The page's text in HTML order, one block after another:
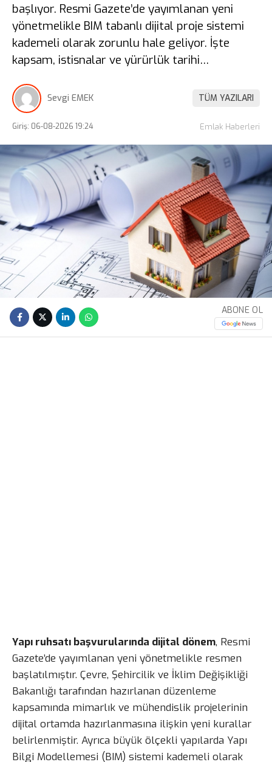
başlıyor. Resmi Gazete’de yayımlanan yeni
yönetmelikle BIM tabanlı dijital proje sistemi
kademeli olarak zorunlu hale geliyor. İşte
kapsam, istisnalar ve yürürlük tarihi…
Sevgi EMEK TÜM YAZILARI
Giriş: 06-08-2026 19:24 Emlak Haberleri
ABONE OL
Yapı ruhsatı başvurularında dijital dönem, Resmi
Gazete’de yayımlanan yeni yönetmelikle resmen
başlatılmıştır. Çevre, Şehircilik ve İklim Değişikliği
Bakanlığı tarafından hazırlanan düzenleme
kapsamında mimarlık ve mühendislik projelerinin
dijital ortamda hazırlanmasına ilişkin yeni kurallar
belirlenmiştir. Ayrıca büyük ölçekli yapılarda Yapı
Bilgi Modellemesi (BIM) sistemi kademeli olarak